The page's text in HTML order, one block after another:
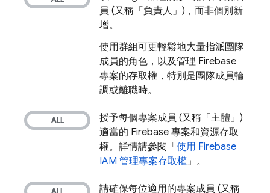
員 (又稱「負責人」)，而非個別新
增。
使用群組可更輕鬆地大量指派團隊
成員的角色，以及管理 Firebase
專案的存取權，特別是團隊成員輪
調或離職時。
授予每個專案成員 (又稱「主體」)
適當的 Firebase 專案和資源存取
權。詳情請參閱「 使用 Firebase
IAM 管理專案存取權」。
請確保每位適用的專案成員 (又稱